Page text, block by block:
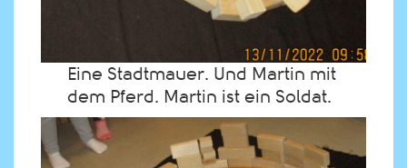
Eine Stadtmauer. Und Martin mit
dem Pferd. Martin ist ein Soldat.